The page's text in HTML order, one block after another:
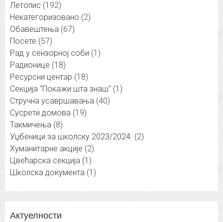
Летопис (192)
Некатегоризовано (2)
Обавештења (67)
Посете (57)
Рад у сензорној соби (1)
Радионице (18)
Ресурсни центар (18)
Секција "Покажи шта знаш" (1)
Стручна усавршавања (40)
Сусрети домова (19)
Такмичења (8)
Уџбеници за школску 2023/2024. (2)
Хуманитарне акције (2)
Цвећарска секција (1)
Школска документа (1)
Актуелности